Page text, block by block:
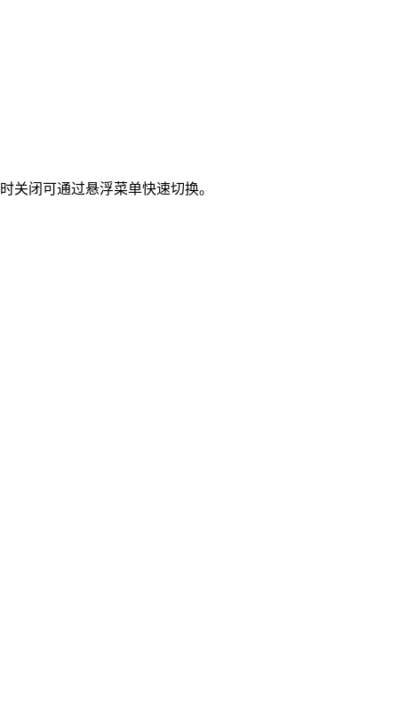
关闭可通过悬浮菜单快速切换。